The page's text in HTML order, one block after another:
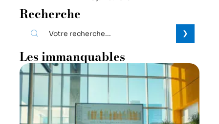
Recherche
Les immanquables